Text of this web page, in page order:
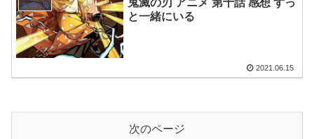
鬼滅の刃
鬼滅の刃 アニメ 第十話 感想 ずっ
と一緒にいる
2021.06.15
次のページ